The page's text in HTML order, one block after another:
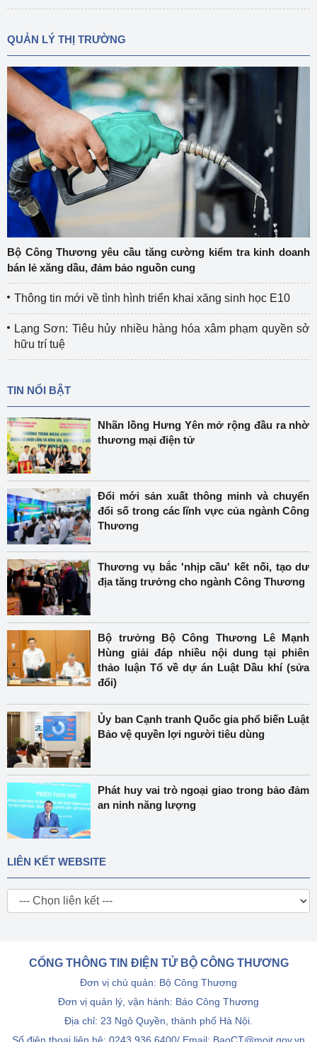
QUẢN LÝ THỊ TRƯỜNG
Bộ Công Thương yêu cầu tăng cường kiểm tra kinh doanh
bán lẻ xăng dầu, đảm bảo nguồn cung
Thông tin mới về tình hình triển khai xăng sinh học E10
Lạng Sơn: Tiêu hủy nhiều hàng hóa xâm phạm quyền sở
hữu trí tuệ
TIN NỔI BẬT
Nhãn lồng Hưng Yên mở rộng đầu ra nhờ
thương mại điện tử
Đổi mới sản xuất thông minh và chuyển
đổi số trong các lĩnh vực của ngành Công
Thương
Thương vụ bắc 'nhịp cầu' kết nối, tạo dư
địa tăng trưởng cho ngành Công Thương
Bộ trưởng Bộ Công Thương Lê Mạnh
Hùng giải đáp nhiều nội dung tại phiên
thảo luận Tổ về dự án Luật Dầu khí (sửa
đổi)
Ủy ban Cạnh tranh Quốc gia phổ biến Luật
Bảo vệ quyền lợi người tiêu dùng
Phát huy vai trò ngoại giao trong bảo đảm
an ninh năng lượng
LIÊN KẾT WEBSITE
CỔNG THÔNG TIN ĐIỆN TỬ BỘ CÔNG THƯƠNG
Đơn vị chủ quản: Bộ Công Thương
Đơn vị quản lý, vận hành: Báo Công Thương
Địa chỉ: 23 Ngô Quyền, thành phố Hà Nội.
Số điện thoại liên hệ: 0243.936.6400/ Email: BaoCT@moit.gov.vn